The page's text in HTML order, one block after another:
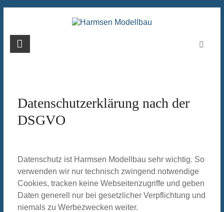
Harmsen
Datenschutzerklärung nach der
DSGVO
Datenschutz ist Harmsen Modellbau sehr wichtig. So
verwenden wir nur technisch zwingend notwendige
Cookies, tracken keine Webseitenzugriffe und geben
Daten generell nur bei gesetzlicher Verpflichtung und
niemals zu Werbezwecken weiter.